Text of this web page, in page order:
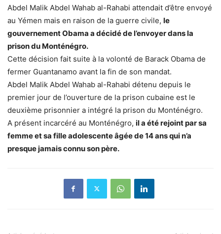
Abdel Malik Abdel Wahab al-Rahabi attendait d’être envoyé
au Yémen mais en raison de la guerre civile, le
gouvernement Obama a décidé de l’envoyer dans la
prison du Monténégro.
Cette décision fait suite à la volonté de Barack Obama de
fermer Guantanamo avant la fin de son mandat.
Abdel Malik Abdel Wahab al-Rahabi détenu depuis le
premier jour de l’ouverture de la prison cubaine est le
deuxième prisonnier a intégré la prison du Monténégro.
A présent incarcéré au Monténégro, il a été rejoint par sa
femme et sa fille adolescente âgée de 14 ans qui n’a
presque jamais connu son père.